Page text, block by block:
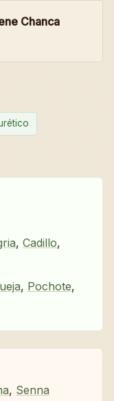
Chanca
, Cadillo,
, Pochote,
, Senna